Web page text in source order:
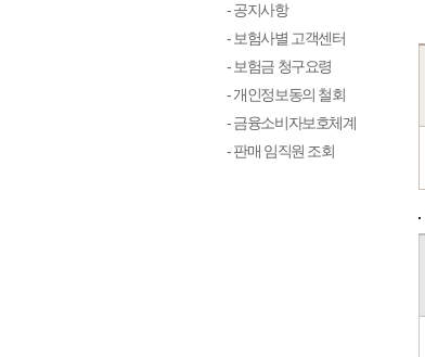
- 공지사항
- 보험사별 고객센터
- 보험금 청구요령
- 개인정보동의 철회
- 금융소비자보호체계
- 판매 임직원 조회